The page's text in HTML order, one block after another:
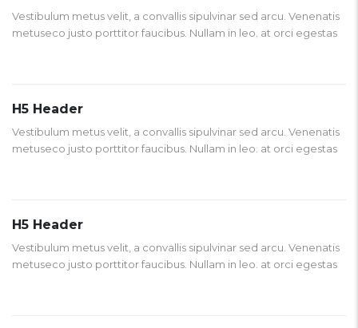
Vestibulum metus velit, a convallis sipulvinar sed arcu. Venenatis
metuseco justo porttitor faucibus. Nullam in leo. at orci egestas
H5 Header
Vestibulum metus velit, a convallis sipulvinar sed arcu. Venenatis
metuseco justo porttitor faucibus. Nullam in leo. at orci egestas
H5 Header
Vestibulum metus velit, a convallis sipulvinar sed arcu. Venenatis
metuseco justo porttitor faucibus. Nullam in leo. at orci egestas